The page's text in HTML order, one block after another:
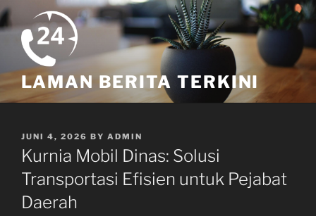
Skip
to
content
LAMAN BERITA TERKINI
POSTED
ON
JUNI 4, 2026 BY ADMIN
Kurnia Mobil Dinas: Solusi
Transportasi Efisien untuk Pejabat
Daerah